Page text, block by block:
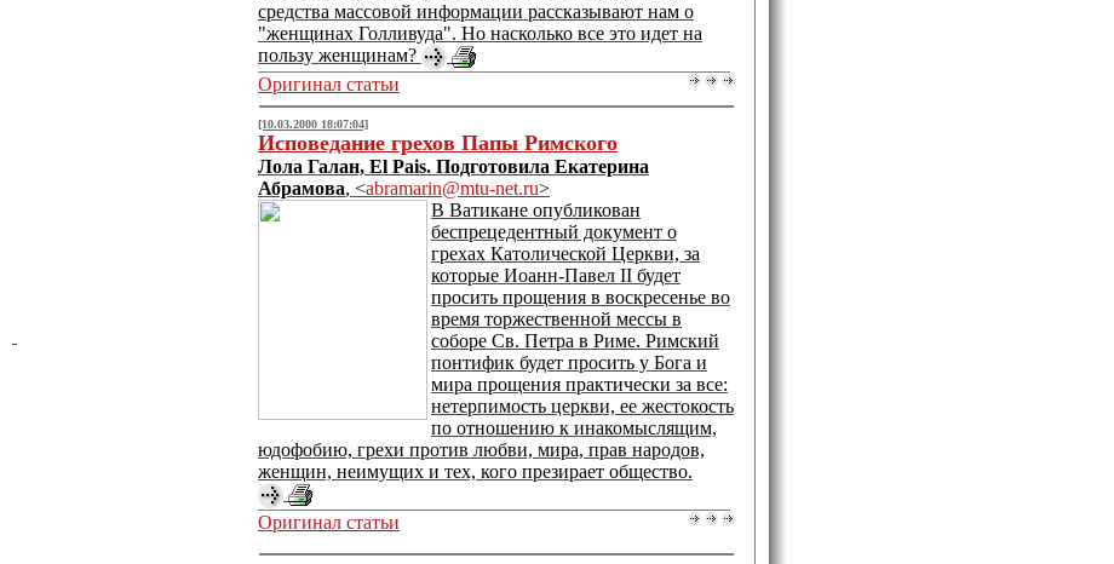
средства массовой информации рассказывают нам о
"женщинах Голливуда". Но насколько все это идет на
пользу женщинам?
Оригинал статьи
[10.03.2000 18:07:04]
Исповедание грехов Папы Римского
Лола Галан, El Pais. Подготовила Екатерина
Абрамова, <abramarin@mtu-net.ru>
В Ватикане опубликован
беспрецедентный документ о
грехах Католической Церкви, за
которые Иоанн-Павел II будет
просить прощения в воскресенье во
время торжественной мессы в
соборе Св. Петра в Риме. Римский
понтифик будет просить у Бога и
мира прощения практически за все:
нетерпимость церкви, ее жестокость
по отношению к инакомыслящим,
юдофобию, грехи против любви, мира, прав народов,
женщин, неимущих и тех, кого презирает общество.
Оригинал статьи